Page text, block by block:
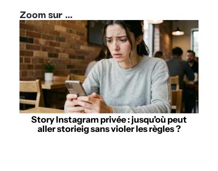
Zoom sur ...
Story Instagram privée : jusqu’où peut
aller storieig sans violer les règles ?